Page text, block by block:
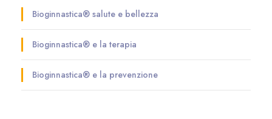
Bioginnastica® salute e bellezza
Bioginnastica® e la terapia
Bioginnastica® e la prevenzione